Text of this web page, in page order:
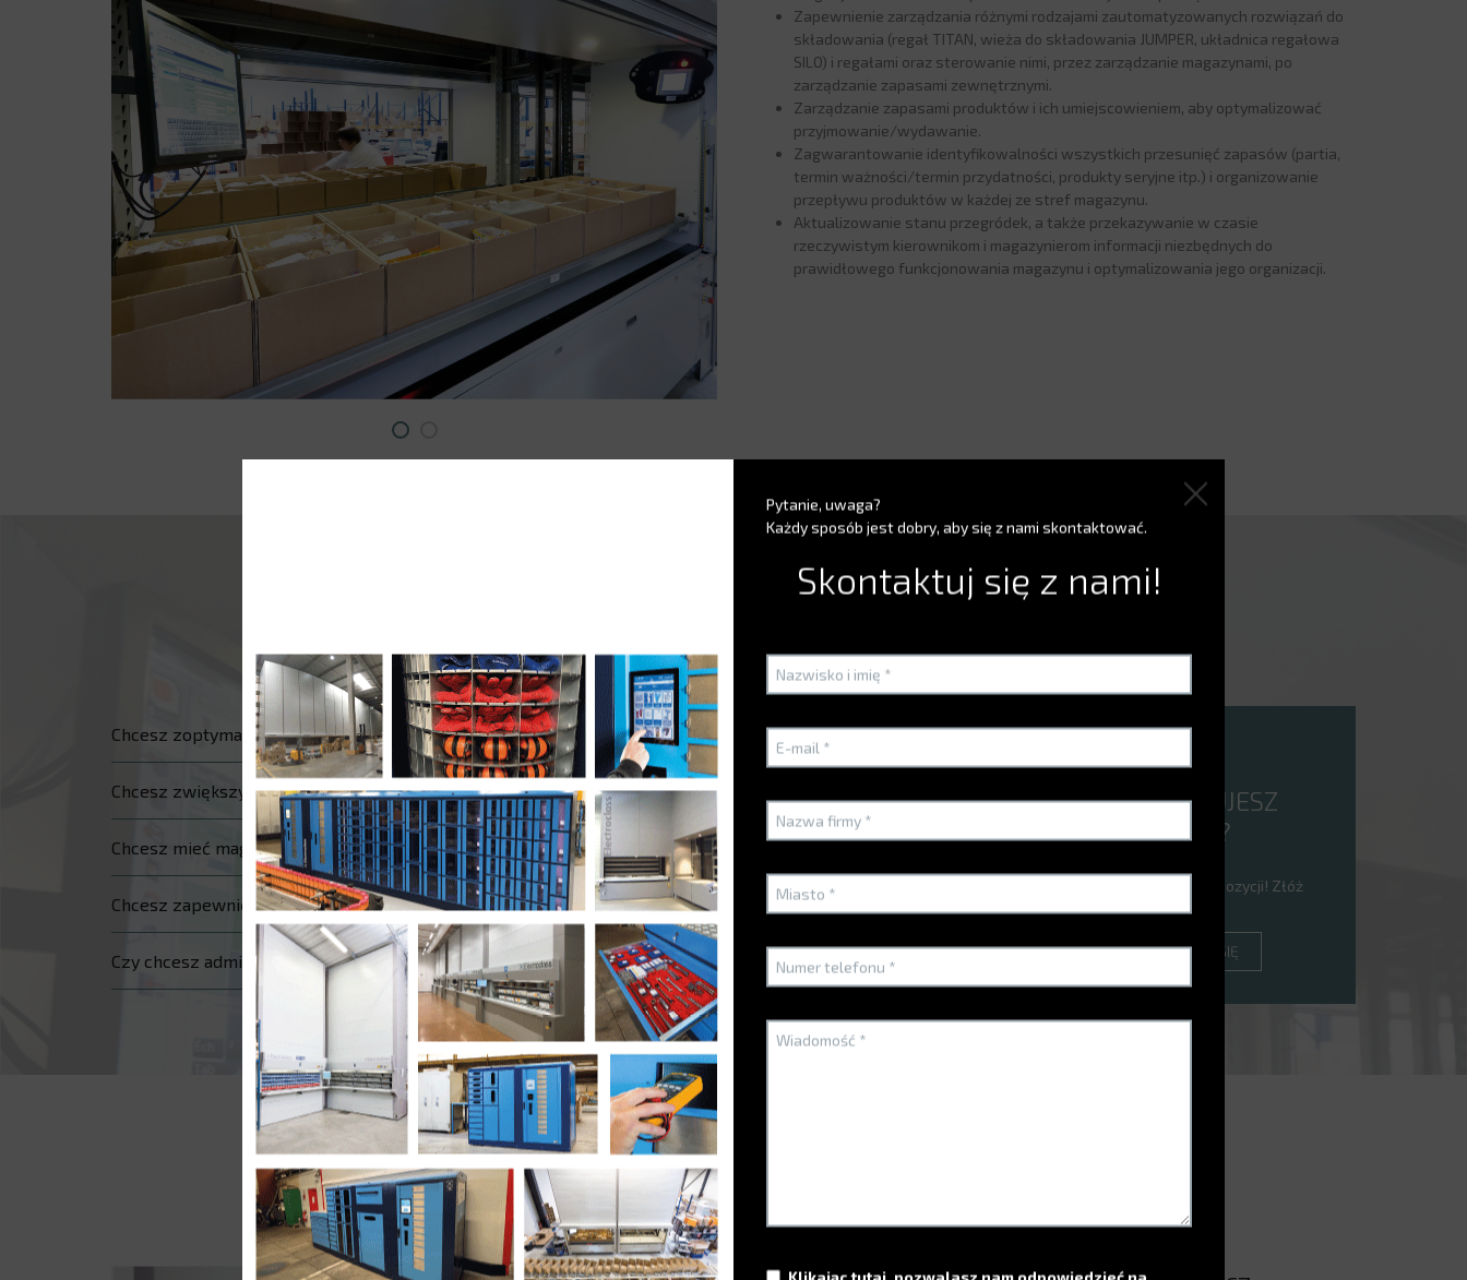
Zapewnienie zarządzania różnymi rodzajami zautomatyzowanych rozwiązań do
składowania (regał TITAN, wieża do składowania JUMPER, układnica regałowa
SILO) i regałami oraz sterowanie nimi, przez zarządzanie magazynami, po
zarządzanie zapasami zewnętrznymi.
Zarządzanie zapasami produktów i ich umiejscowieniem, aby optymalizować
przyjmowanie/wydawanie.
Zagwarantowanie identyfikowalności wszystkich przesunięć zapasów (partia,
termin ważności/termin przydatności, produkty seryjne itp.) i organizowanie
przepływu produktów w każdej ze stref magazynu.
Aktualizowanie stanu przegródek, a także przekazywanie w czasie
rzeczywistym kierownikom i magazynierom informacji niezbędnych do
prawidłowego funkcjonowania magazynu i optymalizowania jego organizacji.
Problemy klientów
Chcesz zoptymalizować zapasy swojego centralnego magazynu produkcyjnego?
Chcesz zwiększyć tempo przygotowywania zamówień?
Chcesz mieć magazyn samoobsługowy?
Chcesz zapewnić identyfikowalność swoich części serwisowych?
Czy chcesz administrować kilkoma magazynami za pomocą jednego oprogramowania do zarządzania?
POTRZEBUJESZ
EKSPERTA?
Jesteśmy do dyspozycji! Złóż
SKONTAKTUJ SIĘ
Atuty techniczne
Pytanie, uwaga?
Każdy sposób jest dobry, aby się z nami skontaktować.
Skontaktuj się z nami!